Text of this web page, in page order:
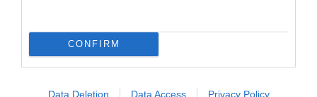
CONFIRM
Data Deletion Data Access Privacy Policy